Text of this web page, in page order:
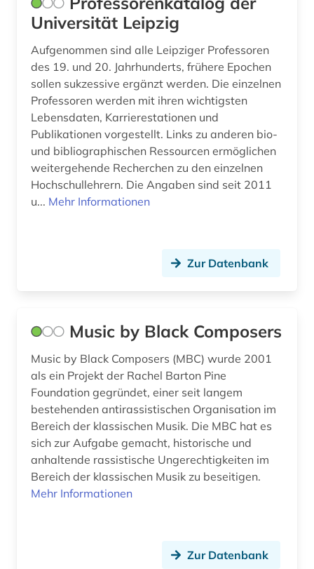
extremismus (1)
exulant (1)
fachgeschichte (1)
fachportal (1)
faksimile (1)
familie (23)
fernsehen (1)
fid darstellende kunst (1)
film (7)
filmwissenschaft (1)
findbuch (1)
finnland (5)
Universität Leipzig
Aufgenommen sind alle Leipziger Professoren
des 19. und 20. Jahrhunderts, frühere Epochen
sollen sukzessive ergänzt werden. Die einzelnen
Professoren werden mit ihren wichtigsten
Lebensdaten, Karrierestationen und
Publikationen vorgestellt. Links zu anderen bio-
und bibliographischen Ressourcen ermöglichen
weitergehende Recherchen zu den einzelnen
Hochschullehrern. Die Angaben sind seit 2011
u... Mehr Informationen
Zur Datenbank
Music by Black Composers
Music by Black Composers (MBC) wurde 2001
als ein Projekt der Rachel Barton Pine
Foundation gegründet, einer seit langem
bestehenden antirassistischen Organisation im
Bereich der klassischen Musik. Die MBC hat es
sich zur Aufgabe gemacht, historische und
anhaltende rassistische Ungerechtigkeiten im
Bereich der klassischen Musik zu beseitigen.
Mehr Informationen
Zur Datenbank